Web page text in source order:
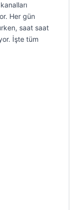
Her gün
saat saat
İşte tüm